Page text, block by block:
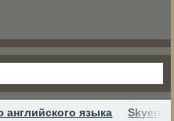
языка Skyeng